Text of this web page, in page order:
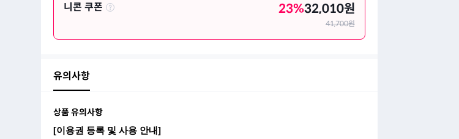
니콘 쿠폰 23%32,010원
41,700원
유의사항
상품 유의사항
​[이용권 등록 및 사용 안내]